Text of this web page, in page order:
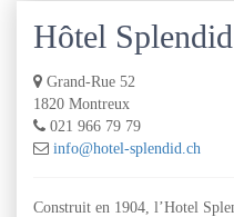
Hôtel Splendid
Grand-Rue 52
1820 Montreux
021 966 79 79
info@hotel-splendid.ch
Construit en 1904, l’Hotel